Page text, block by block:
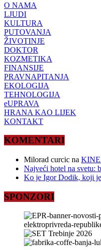
O NAMA
LJUDI
KULTURA
PUTOVANJA
ŽIVOTINJE
DOKTOR
KOZMETIKA
FINANSIJE
PRAVNAPITANJA
EKOLOGIJA
TEHNOLOGIJA
eUPRAVA
HRANA KAO LIJEK
KONTAKT
KOMENTARI
Milorad curcic na
Najveći hotel na svetu:
Ko je Igor Dodik, koji
SPONZORI